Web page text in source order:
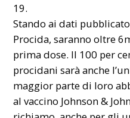
19.
Stando ai dati
Procida, saranno oltre
prima dose. Il 100 per
procidani sarà anche
maggior parte di loro
al vaccino Johnson &